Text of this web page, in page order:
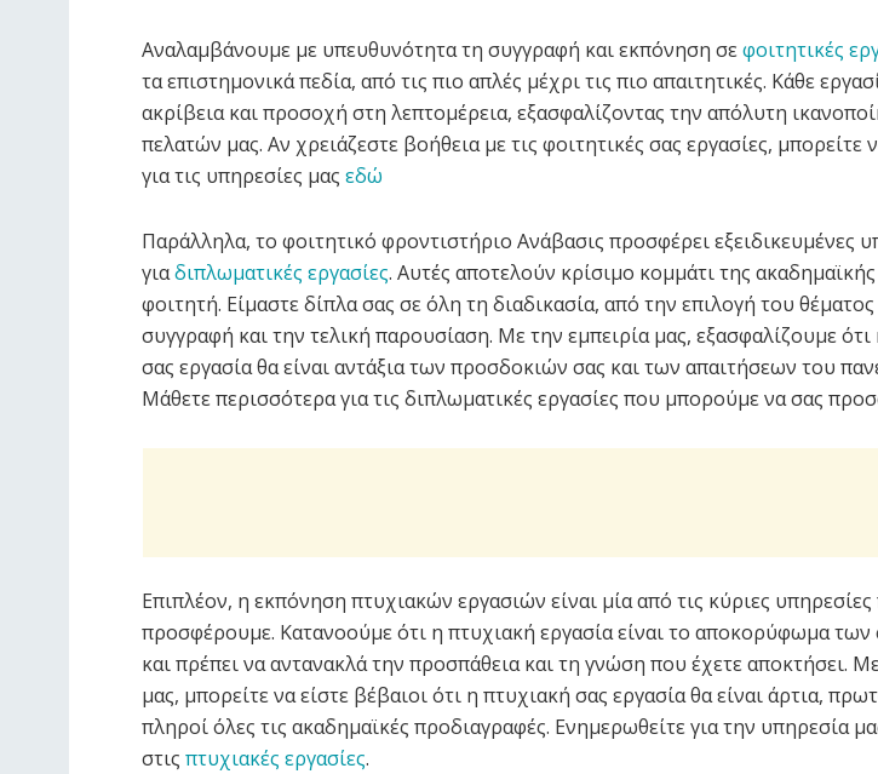
Αναλαμβάνουμε με υπευθυνότητα τη συγγραφή και εκπόνηση σεφοιτητικές
τα επιστημονικά πεδία, από τις πιο απλές μέχρι τις πιο απαιτητικές. Κάθε
ακρίβεια και προσοχή στη λεπτομέρεια, εξασφαλίζοντας την απόλυτη
πελατών μας. Αν χρειάζεστε βοήθεια με τις φοιτητικές σας εργασίες, μπορείτε
για τις υπηρεσίες μας εδώ
Παράλληλα, το φοιτητικό φροντιστήριο Ανάβασις προσφέρει εξειδικευμένες
γιαδιπλωματικές εργασίες. Αυτές αποτελούν κρίσιμο κομμάτι της
φοιτητή. Είμαστε δίπλα σας σε όλη τη διαδικασία, από την επιλογή του
συγγραφή και την τελική παρουσίαση. Με την εμπειρία μας, εξασφαλίζουμε
σας εργασία θα είναι αντάξια των προσδοκιών σας και των απαιτήσεων του
Μάθετε περισσότερα για τις διπλωματικές εργασίες που μπορούμε να σας
Επιπλέον, η εκπόνηση πτυχιακών εργασιών είναι μία από τις κύριες
προσφέρουμε. Κατανοούμε ότι η πτυχιακή εργασία είναι το αποκορύφωμα
και πρέπει να αντανακλά την προσπάθεια και τη γνώση που έχετε αποκτήσει.
μας, μπορείτε να είστε βέβαιοι ότι η πτυχιακή σας εργασία θα είναι άρτια,
πληροί όλες τις ακαδημαϊκές προδιαγραφές. Ενημερωθείτε για την υπηρεσία
στις πτυχιακές εργασίες.